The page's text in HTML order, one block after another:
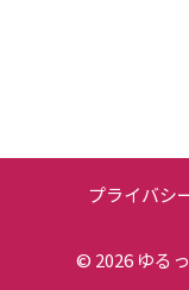
プライバシ
© 2026 ゆる